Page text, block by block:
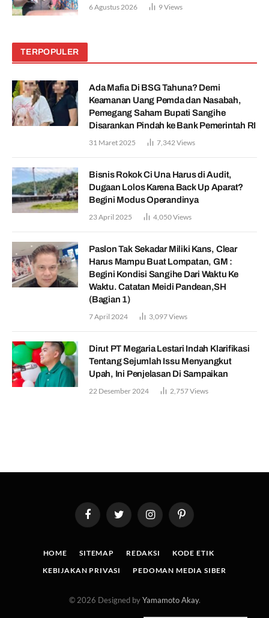
6 Agustus 2026 9Views
TERPOPULER
Ada Mafia Di BSG Tahuna? Demi
Keamanan Uang Pemda dan Nasabah,
Pemegang Saham Bupati Sangihe
Disarankan Pindah ke Bank Pemerintah RI
31 Maret 2025 7,342Views
Bisnis Rokok Ci Una Harus di Audit,
Dugaan Lolos Karena Back Up Aparat?
Begini Modus Operandinya
23 April 2025 4,050Views
Paslon Tak Sekadar Miliki Kans, Clear
Harus Mampu Buat Lompatan, GM :
Begini Kondisi Sangihe Dari Waktu Ke
Waktu. Catatan Meidi Pandean,SH
(Bagian 1)
7 April 2024 3,097Views
Dirut PT Megaria Lestari Indah Klarifikasi
Tentang Sejumlah Issu Menyangkut
Upah, Ini Penjelasan Di Sampaikan
22 Desember 2024 2,757Views
FacebookTwitter InstagramPinterest
HOME SITEMAP REDAKSI
KODE ETIK
KEBIJAKAN PRIVASI
PEDOMAN MEDIA SIBER
© 2026 Designed byYamamoto Akay.